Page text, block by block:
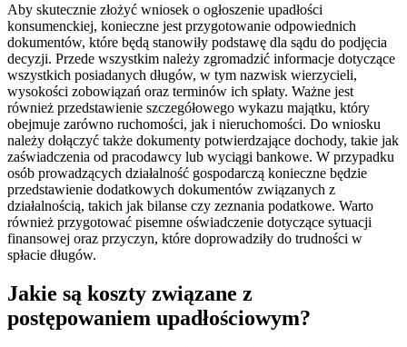
Aby skutecznie złożyć wniosek o ogłoszenie upadłości
konsumenckiej, konieczne jest przygotowanie odpowiednich
dokumentów, które będą stanowiły podstawę dla sądu do podjęcia
decyzji. Przede wszystkim należy zgromadzić informacje dotyczące
wszystkich posiadanych długów, w tym nazwisk wierzycieli,
wysokości zobowiązań oraz terminów ich spłaty. Ważne jest
również przedstawienie szczegółowego wykazu majątku, który
obejmuje zarówno ruchomości, jak i nieruchomości. Do wniosku
należy dołączyć także dokumenty potwierdzające dochody, takie jak
zaświadczenia od pracodawcy lub wyciągi bankowe. W przypadku
osób prowadzących działalność gospodarczą konieczne będzie
przedstawienie dodatkowych dokumentów związanych z
działalnością, takich jak bilanse czy zeznania podatkowe. Warto
również przygotować pisemne oświadczenie dotyczące sytuacji
finansowej oraz przyczyn, które doprowadziły do trudności w
spłacie długów.
Jakie są koszty związane z
postępowaniem upadłościowym?